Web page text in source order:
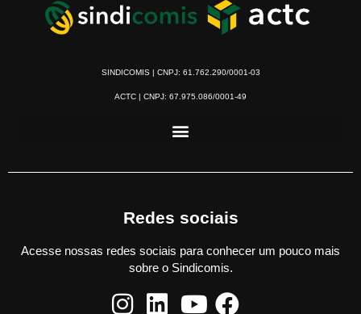
SINDICOMIS | CNPJ: 61.762.290/0001-03
ACTC | CNPJ: 67.975.086/0001-49
Redes sociais
Acesse nossas redes sociais para conhecer um pouco mais
sobre o Sindicomis.